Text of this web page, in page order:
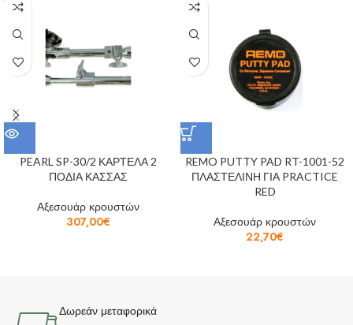
PEARL SP-30/2 ΚΑΡΤΕΛΑ 2
ΠΟΔΙΑ ΚΑΣΣΑΣ
Αξεσουάρ κρουστών
307,00€
REMO PUTTY PAD RT-1001-52
ΠΛΑΣΤΕΛΙΝΗ ΓΙΑ PRACTICE
RED
Αξεσουάρ κρουστών
22,70€
Δωρεάν μεταφορικά